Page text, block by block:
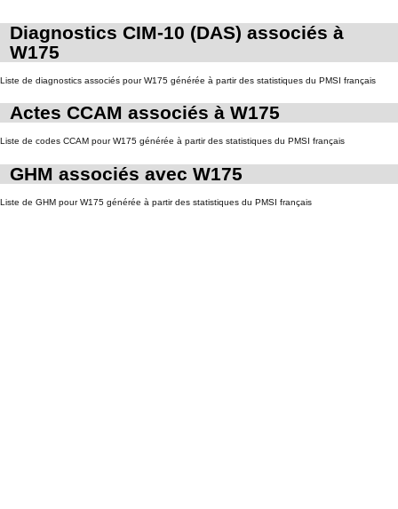
Diagnostics CIM-10 (DAS) associés à
W175
Liste de diagnostics associés pour W175 générée à partir des statistiques du PMSI français
Actes CCAM associés à W175
Liste de codes CCAM pour W175 générée à partir des statistiques du PMSI français
GHM associés avec W175
Liste de GHM pour W175 générée à partir des statistiques du PMSI français